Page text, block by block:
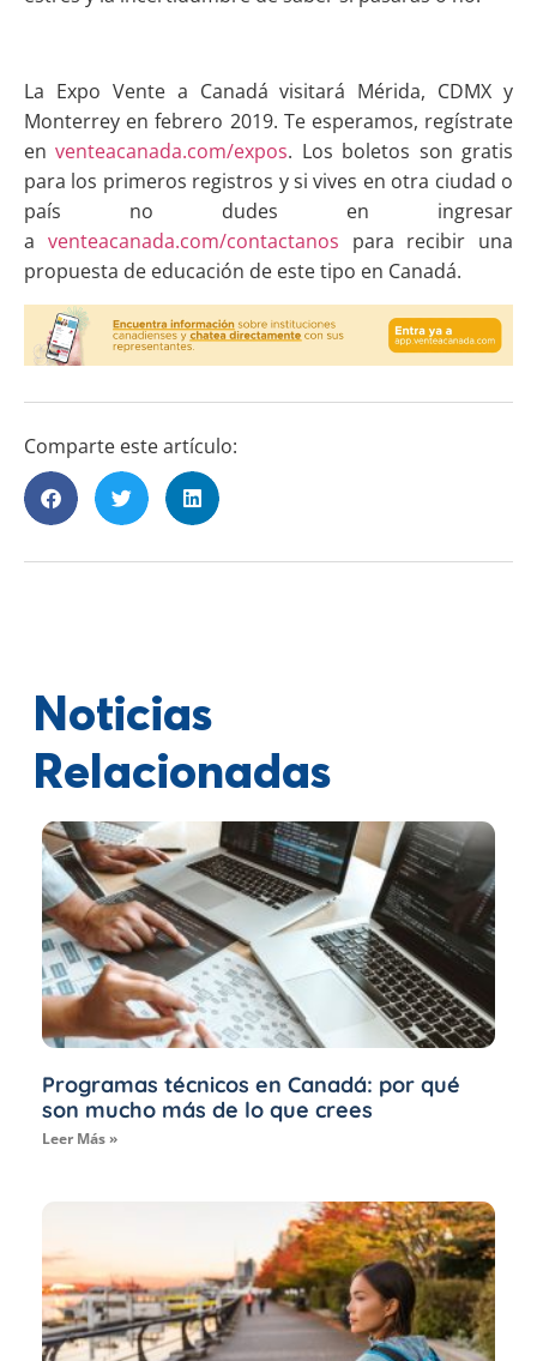
La Expo Vente a Canadá visitará Mérida, CDMX y
Monterrey en febrero 2019. Te esperamos, regístrate
enventeacanada.com/expos. Los boletos son gratis
para los primeros registros y si vives en otra ciudad o
país no dudes en ingresar
a venteacanada.com/contactanos para recibir una
propuesta de educación de este tipo en Canadá.
Comparte este artículo:
Noticias
Relacionadas
Programas técnicos en Canadá: por qué
son mucho más de lo que crees
Leer Más »